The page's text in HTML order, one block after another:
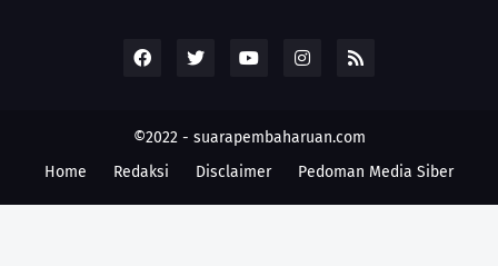
©2022 - suarapembaharuan.com
Home
Redaksi Disclaimer Pedoman Media Siber